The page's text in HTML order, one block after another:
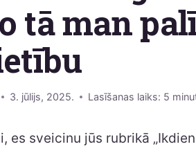
tā man
3. jūlijs, 2025. Lasīšanas laiks: 5
es sveicinu jūs rubrikā